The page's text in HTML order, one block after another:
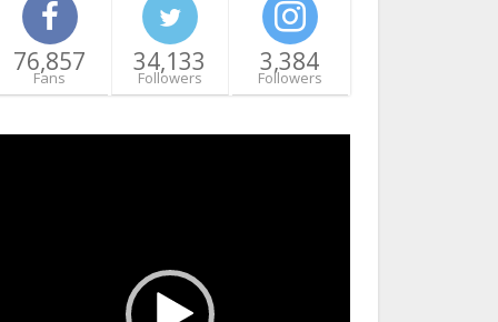
76,857
Fans
34,133
Followers
3,384
Followers